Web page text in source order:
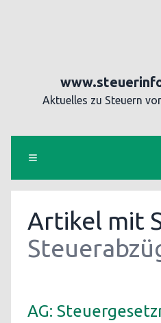
Aktuelles zu Steuern
Artikel mit
AG: